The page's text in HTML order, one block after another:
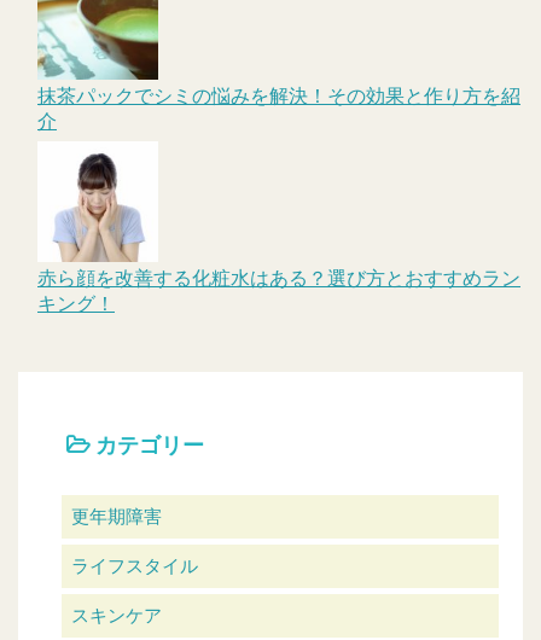
抹茶パックでシミの悩みを解決！その効果と作り方を紹
介
赤ら顔を改善する化粧水はある？選び方とおすすめラン
キング！
カテゴリー
更年期障害
ライフスタイル
スキンケア